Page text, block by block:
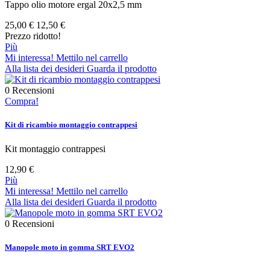
Tappo olio motore ergal 20x2,5 mm
25,00 € 12,50 €
Prezzo ridotto!
Più
Mi interessa! Mettilo nel carrello
Alla lista dei desideri Guarda il prodotto
0 Recensioni
Compra!
Kit di ricambio montaggio contrappesi
Kit montaggio contrappesi
12,90 €
Più
Mi interessa! Mettilo nel carrello
Alla lista dei desideri Guarda il prodotto
0 Recensioni
Manopole moto in gomma SRT EVO2